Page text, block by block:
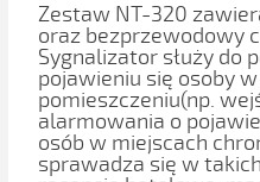
Zestaw NT-320
oraz bezprzewodowy
Sygnalizator służy do
pojawieniu się osoby
pomieszczeniu(np.
alarmowania o
osób w miejscach
sprawadza się w